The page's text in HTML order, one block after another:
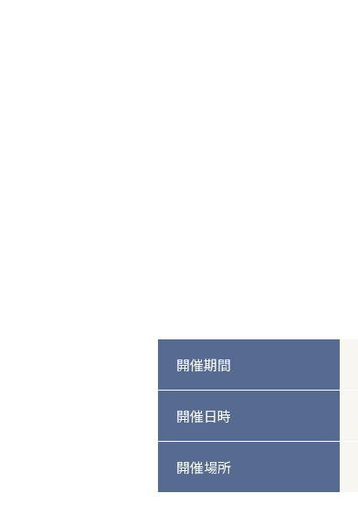
開催期間
開催日時
開催場所